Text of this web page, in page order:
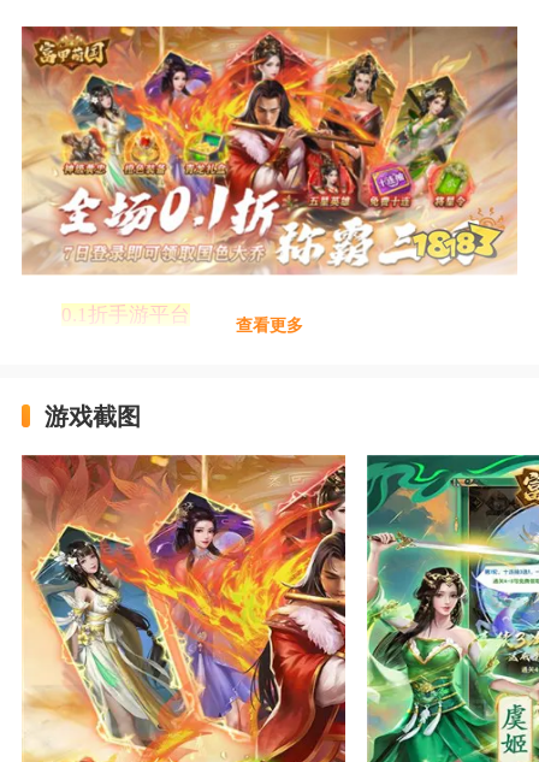
0.1折手游平台
download/1417
(长按链接复制到浏览器打开即可体验)
富甲萌国(三国争霸0.1折)版本信息
类型：放置 三国
大小：501MB
福利：送五星英雄+领橙色装备+赠海量道具
富甲萌国(三国争霸0.1折)游戏福利
查看更多
游戏截图